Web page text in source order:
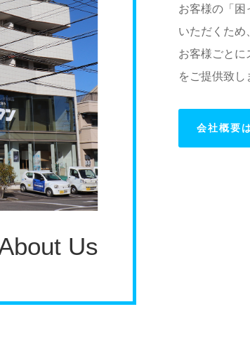
Us
お客様の「困
いただくため
お客様ごとに
をご提供致し
会社概要